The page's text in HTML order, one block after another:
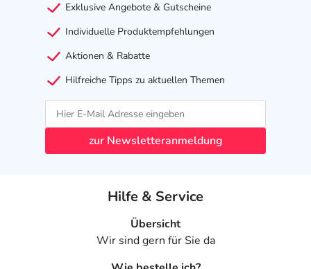
Exklusive Angebote & Gutscheine
Individuelle Produktempfehlungen
Aktionen & Rabatte
Hilfreiche Tipps zu aktuellen Themen
zur Newsletteranmeldung
Hilfe & Service
Übersicht
Wir sind gern für Sie da